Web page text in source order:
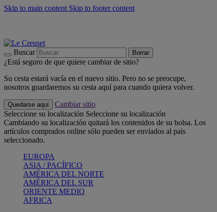
Skip to main content Skip to footer content
Buscar Borrar
¿Está seguro de que quiere cambiar de sitio?
Su cesta estará vacía en el nuevo sitio. Pero no se preocupe,
nosotros guardaremos su cesta aquí para cuando quiera volver.
Quedarse aquí
Cambiar sitio
Seleccione su localización Seleccione su localización
Cambiando su localización quitará los contenidos de su bolsa. Los
artículos comprados online sólo pueden ser enviados al pais
seleccionado.
EUROPA
ASIA / PACÍFICO
AMÉRICA DEL NORTE
AMÉRICA DEL SUR
ORIENTE MEDIO
AFRICA